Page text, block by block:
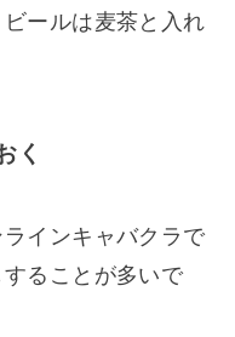
ールは麦茶と入れ
く
インキャバクラで
ることが多いで